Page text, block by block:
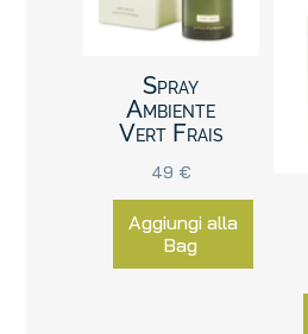
Spray
Ambiente
Vert Frais
49 €
Aggiungi alla
Bag